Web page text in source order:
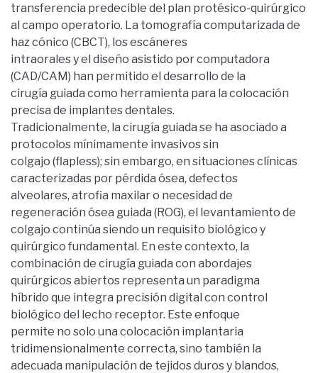
transferencia predecible del plan protésico-quirúrgico
al campo operatorio. La tomografía computarizada de
haz cónico (CBCT), los escáneres
intraorales y el diseño asistido por computadora
(CAD/CAM) han permitido el desarrollo de la
cirugía guiada como herramienta para la colocación
precisa de implantes dentales.
Tradicionalmente, la cirugía guiada se ha asociado a
protocolos mínimamente invasivos sin
colgajo (flapless); sin embargo, en situaciones clínicas
caracterizadas por pérdida ósea, defectos
alveolares, atrofia maxilar o necesidad de
regeneración ósea guiada (ROG), el levantamiento de
colgajo continúa siendo un requisito biológico y
quirúrgico fundamental. En este contexto, la
combinación de cirugía guiada con abordajes
quirúrgicos abiertos representa un paradigma
híbrido que integra precisión digital con control
biológico del lecho receptor. Este enfoque
permite no solo una colocación implantaria
tridimensionalmente correcta, sino también la
adecuada manipulación de tejidos duros y blandos,